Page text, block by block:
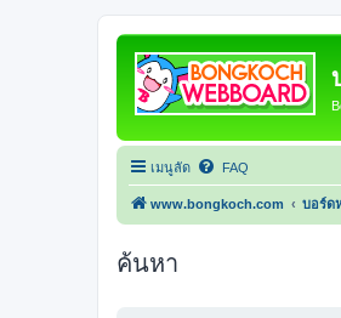
เมนูลัด FAQ
www.bongkoch.com บอร์ด
ค้นหา